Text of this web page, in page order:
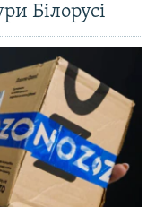
Білорусі